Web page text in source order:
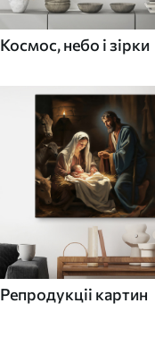
Космос, небо і зірки
Репродукціі картин